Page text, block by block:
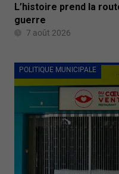
L’histoire prend la
guerre
7 août 2026
POLITIQUE MUNICIPALE